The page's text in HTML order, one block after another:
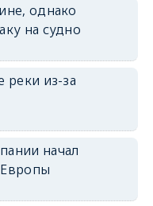
однако
на судно
реки из-за
начал